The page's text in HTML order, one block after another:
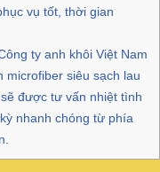
vụ tốt, thời gian
ty anh khôi Việt Nam
microfiber siêu sạch lau
được tư vấn nhiệt tình
nhanh chóng từ phía